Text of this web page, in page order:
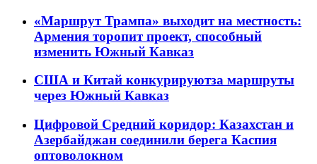
«Маршрут Трампа» выходит на местность:
Армения торопит проект, способный
изменить Южный Кавказ
США и Китай конкурируютза маршруты
через Южный Кавказ
Цифровой Средний коридор: Казахстан и
Азербайджан соединили берега Каспия
оптоволокном